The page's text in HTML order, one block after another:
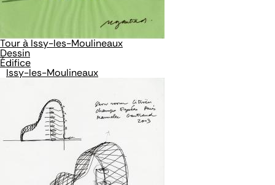
Tour à Issy-les-Moulineaux
Dessin
Édifice
Issy-les-Moulineaux